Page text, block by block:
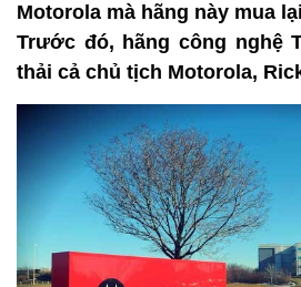
Motorola mà hãng này mua
Trước đó, hãng công nghệ
thải cả chủ tịch Motorola,